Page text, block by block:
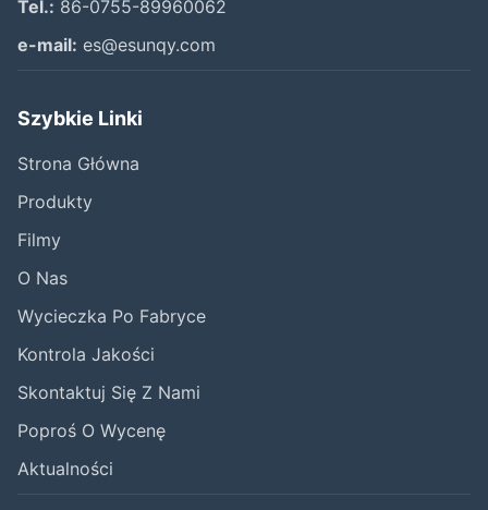
Tel.: 86-0755-89960062
e-mail: es@esunqy.com
Szybkie Linki
Strona Główna
Produkty
Filmy
O Nas
Wycieczka Po Fabryce
Kontrola Jakości
Skontaktuj Się Z Nami
Poproś O Wycenę
Aktualności